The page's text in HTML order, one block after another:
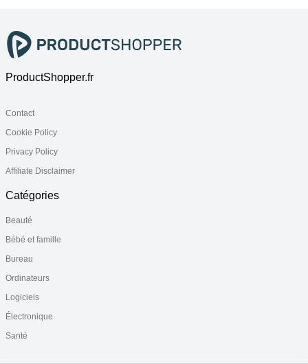
ProductShopper.fr
Contact
Cookie Policy
Privacy Policy
Affiliate Disclaimer
Catégories
Beauté
Bébé et famille
Bureau
Ordinateurs
Logiciels
Électronique
Santé